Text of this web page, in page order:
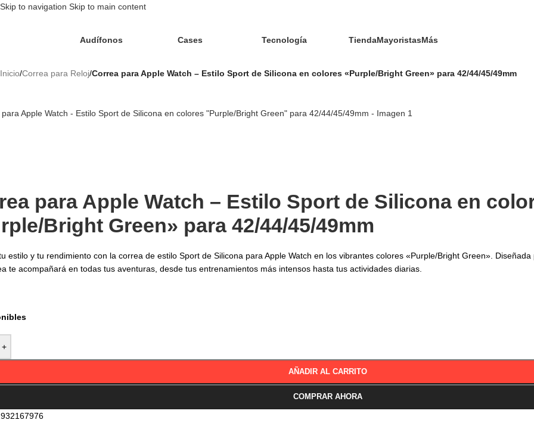
Skip to navigation Skip to main content
Audífonos Cases Tecnología TiendaMayoristasMás
Inicio/Correa para Reloj/Correa para Apple Watch – Estilo Sport de Silicona en colores «Purple/Bright Green» para 42/44/45/49mm
para Apple Watch – Estilo Sport de Silicona en
Bright Green» para 42/44/45/49mm
estilo y tu rendimiento con la correa de estilo Sport de Silicona para Apple Watch en los vibrantes colores «Purple/Bright Green».
te acompañará en todas tus aventuras, desde tus entrenamientos más intensos hasta tus actividades diarias.
+
AÑADIR AL CARRITO
COMPRAR AHORA